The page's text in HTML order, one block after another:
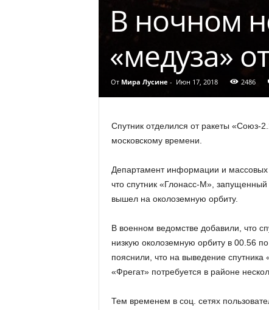
В ночном
«медуза»
От Мира Лусине - Июн 17, 2018 2486
Спутник отделился от ракеты «Союз-
московскому времени.
Департамент информации и
что спутник «Глонасс-М»,
вышел на околоземную орбиту.
В военном ведомстве добавили, что
низкую околоземную орбиту в 00.56
пояснили, что на выведение
«Фрегат» потребуется в районе
Тем временем в соц. сетях